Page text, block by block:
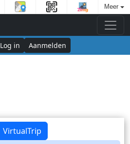
Meer
Log in Aanmelden
VirtualTrip